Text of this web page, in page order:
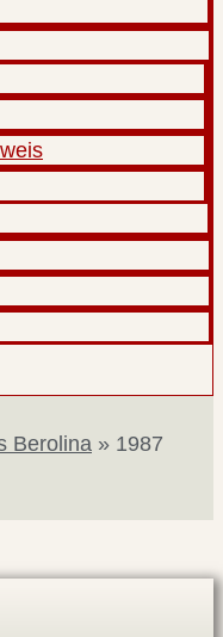
Berolina » 1987